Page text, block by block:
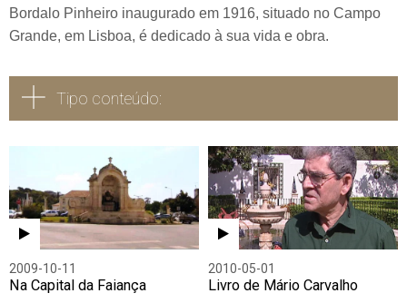
Bordalo Pinheiro inaugurado em 1916, situado no Campo
Grande, em Lisboa, é dedicado à sua vida e obra.
Tipo conteúdo:
Vídeo Áudio
2009-10-11
Na Capital da Faiança
2010-05-01
Livro de Mário Carvalho